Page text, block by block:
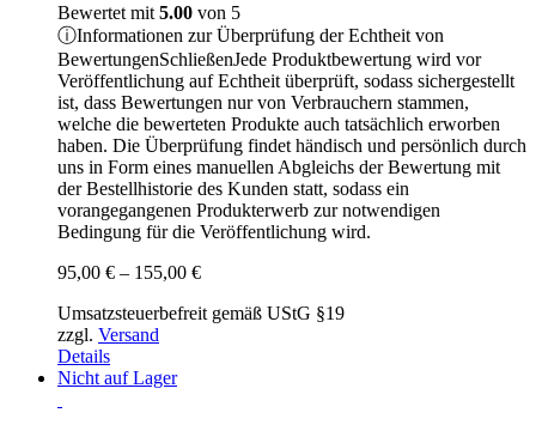
Bewertet mit 5.00 von 5
ⓘInformationen zur Überprüfung der Echtheit von
BewertungenSchließenJede Produktbewertung wird vor
Veröffentlichung auf Echtheit überprüft, sodass sichergestellt
ist, dass Bewertungen nur von Verbrauchern stammen,
welche die bewerteten Produkte auch tatsächlich erworben
haben. Die Überprüfung findet händisch und persönlich durch
uns in Form eines manuellen Abgleichs der Bewertung mit
der Bestellhistorie des Kunden statt, sodass ein
vorangegangenen Produkterwerb zur notwendigen
Bedingung für die Veröffentlichung wird.
95,00 € – 155,00 €Preisspanne:
bis
Umsatzsteuerbefreit gemäß UStG §19
zzgl. Versand
Details
Nicht auf Lager